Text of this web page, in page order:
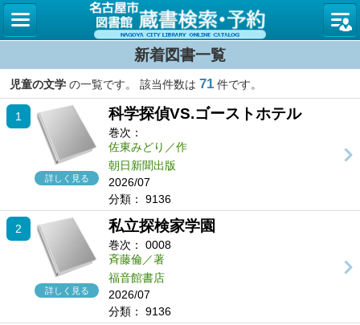
名古屋
新着図書一覧
児童の文学 の一覧です。 該当件数は 71 件です。
1
詳しく見る
科学探偵VS.ゴーストホテル
巻次：
佐東みどり／作
朝日新聞出版
2026/07
分類：
9136
2
詳しく見る
私立探検家学園
巻次：
0008
斉藤倫／著
福音館書店
2026/07
分類：
9136